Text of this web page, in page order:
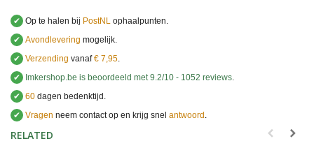
✔ Op te halen bij PostNL ophaalpunten.
✔ Avondlevering mogelijk.
✔ Verzending vanaf€ 7,95.
✔
Imkershop.be is beoordeeld met9.2/10 - 1052 reviews.
✔ 60 dagen bedenktijd.
✔ Vragen neem contact op en krijg snel antwoord .
RELATED